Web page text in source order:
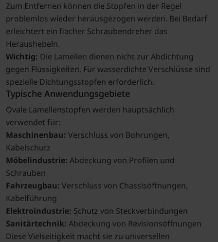
Zum Entfernen können die Stopfen in der Regel
problemlos wieder herausgezogen werden. Bei Bedarf
erleichtert ein flacher Schraubendreher das
Heraushebeln.
Wichtig: Die Lamellen dienen nicht zur Abdichtung
gegen Flüssigkeiten. Für wasserdichte Verschlüsse sind
spezielle Dichtungsstopfen erforderlich.
Typische Anwendungsgebiete
Ovale Lamellenstopfen werden hauptsächlich
verwendet für:
Maschinenbau: Verschluss von Bohrungen,
Kabelschutz
Möbelindustrie: Abdeckung von Profilen und
Schrauben
Fahrzeugbau: Verschluss von Chassisöffnungen,
Kabelführung
Elektroindustrie: Schutz von Steckverbindungen
Sanitärtechnik: Abdeckung von Revisionsöffnungen
Diese Vielseitigkeit macht sie zu universellen